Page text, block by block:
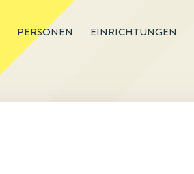
PERSONEN EINRICHTUNGEN